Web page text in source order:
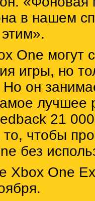
в нашем
One могут
игры, но
Но он
21
то, чтобы
без
Xbox One